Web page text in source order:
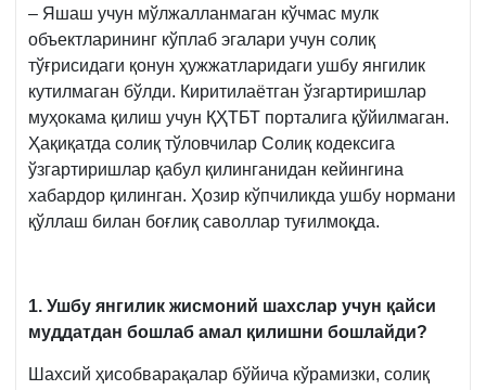
– Яшаш учун мўлжалланмаган кўчмас мулк
объектларининг кўплаб эгалари учун солиқ
тўғрисидаги қонун ҳужжатларидаги ушбу янгилик
кутилмаган бўлди. Киритилаётган ўзгартиришлар
муҳокама қилиш учун ҚҲТБТ порталига қўйилмаган.
Ҳақиқатда солиқ тўловчилар Солиқ кодексига
ўзгартиришлар қабул қилинганидан кейингина
хабардор қилинган. Ҳозир кўпчиликда ушбу нормани
қўллаш билан боғлиқ саволлар туғилмоқда.
1. Ушбу янгилик жисмоний шахслар учун қайси
муддатдан бошлаб амал қилишни бошлайди?
Шахсий ҳисобварақалар бўйича кўрамизки, солиқ